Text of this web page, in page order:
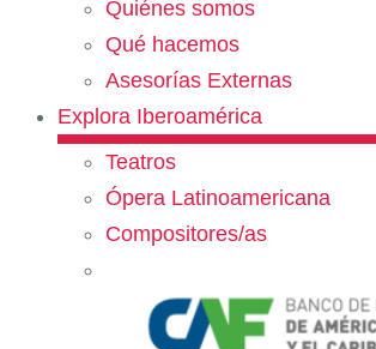
Quiénes somos
Qué hacemos
Asesorías Externas
Explora Iberoamérica
Teatros
Ópera Latinoamericana
Compositores/as